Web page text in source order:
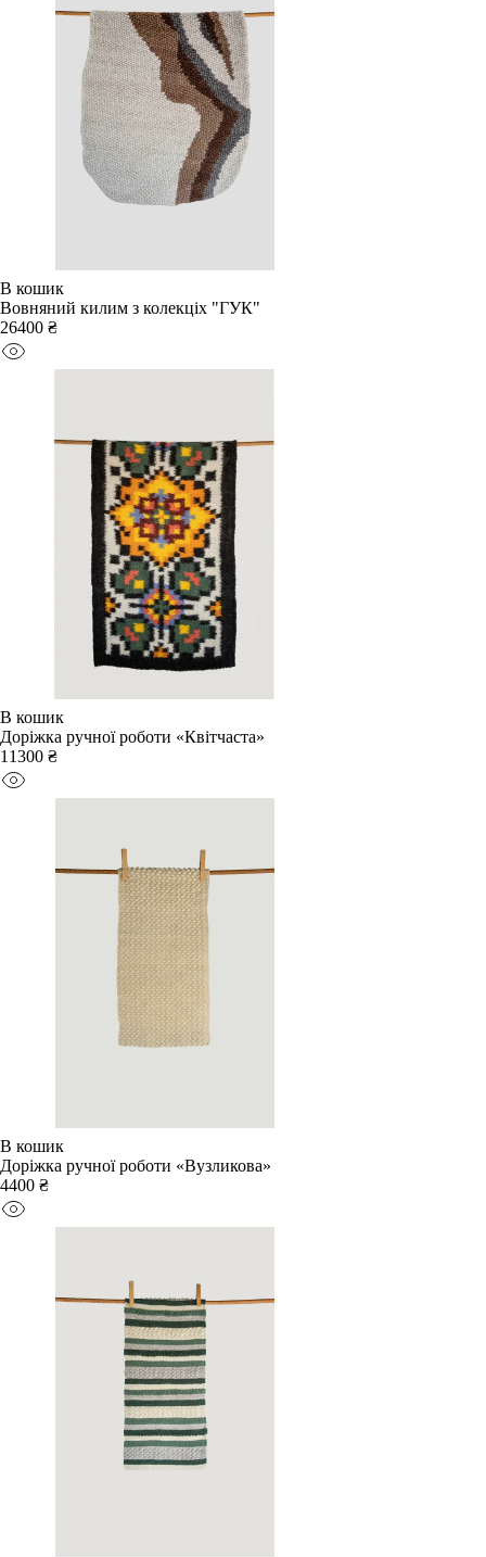
В кошик
Вовняний килим з колекціх "ГУК"
26400 ₴
В кошик
Доріжка ручної роботи «Квітчаста»
11300 ₴
В кошик
Доріжка ручної роботи «Вузликова»
4400 ₴